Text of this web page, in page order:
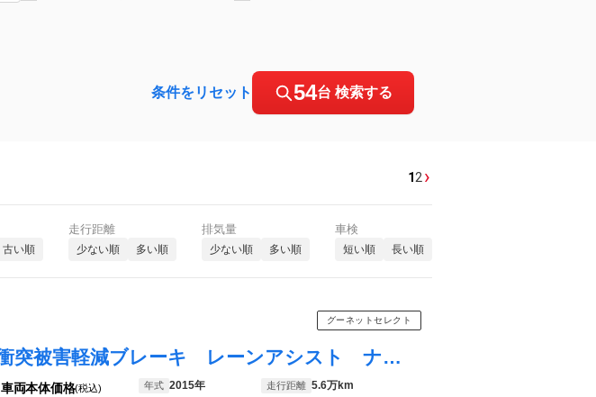
条件をリセット 54台 検索する
12 ›
古い順
走行距離
少ない順 多い順
排気量
少ない順 多い順
車検
短い順 長い順
グーネットセレクト
ヴィッツ ジュエラ 衝突被害軽減ブレーキ レーンアシスト ナノイー オートライト オートハイビーム フォグランプ ステリモ ＬＥＤライト
車両本体価格(税込) 年式 2015年 走行距離 5.6万km